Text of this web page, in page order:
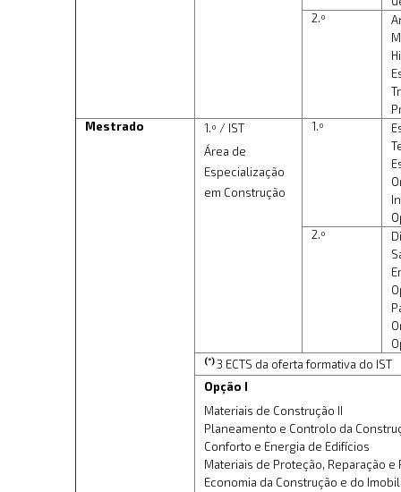
2.º
Mestrado
1.º / IST
Área de
Especialização
em Construção
1.º
2.º
(*)3 ECTS da oferta formativa do IST
Opção I
Materiais de Construção II
Planeamento e Controlo da
Conforto e Energia de Edifícios
Materiais de Proteção, Reparação e
Economia da Construção e do